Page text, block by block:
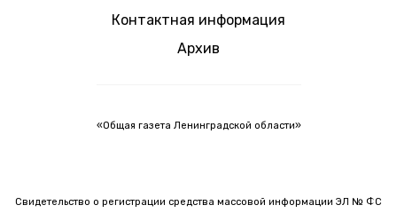
Контактная информация
Архив
«Общая газета Ленинградской области»
Свидетельство о регистрации средства массовой информации ЭЛ № ФС